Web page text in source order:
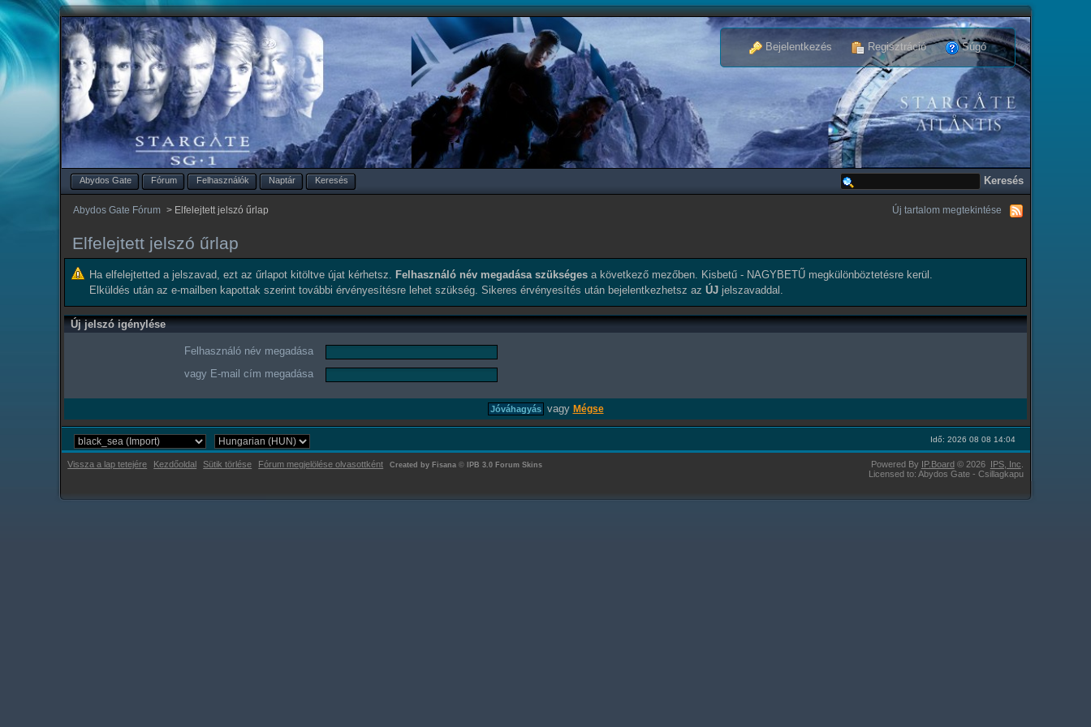
Bejelentkezés Regisztráció Súgó
Abydos Gate Fórum Felhasználók Naptár Keresés
Abydos Gate Fórum > Elfelejtett jelszó űrlap Új tartalom megtekintése
Elfelejtett jelszó űrlap
Ha elfelejtetted a jelszavad, ezt az űrlapot kitöltve újat kérhetsz. Felhasználó név megadása szükséges a következő mezőben. Kisbetű - NAGYBETŰ megkülönböztetésre kerül.
Elküldés után az e-mailben kapottak szerint további érvényesítésre lehet szükség. Sikeres érvényesítés után bejelentkezhetsz azÚJ jelszavaddal.
Új jelszó igénylése
Felhasználó név megadása
vagy E-mail cím megadása
vagy Mégse
Idő: 2026 08 08 14:04
Vissza a lap tetejére Kezdőoldal Sütik törlése Fórum megjelölése olvasottként Powered By IP.Board © 2026 IPS, Inc
Licensed to: Abydos Gate - Csillagkapu
Created by Fisana © IPB 3.0 Forum Skins